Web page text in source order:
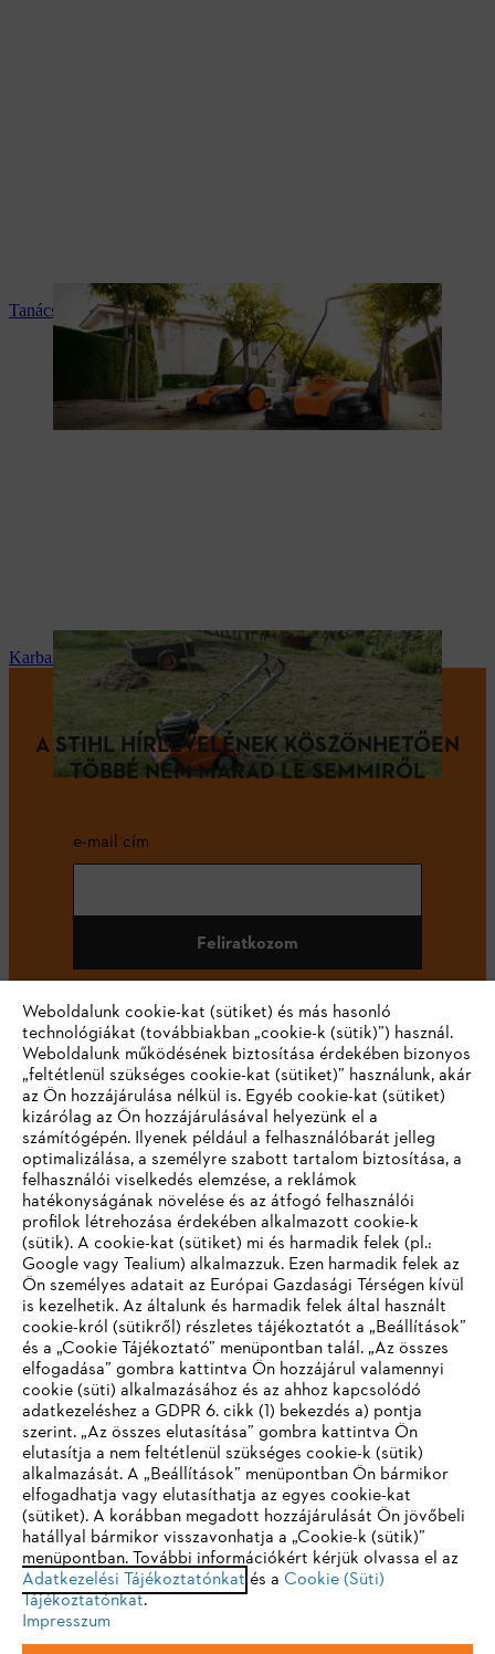
Tanácsadás és termékismertetés
Karbantartás és javítás
A STIHL HÍRLEVELÉNEK KÖSZÖNHETŐEN
TÖBBÉ NEM MARAD LE SEMMIRŐL
e-mail cím
Feliratkozom
#STIHL
Vállalat
STIHL GYIK
Szerviz
Adatvédelem Impresszum Cookie tájékoztató
Jogi információk
IHR BROWSER WIRD NICHT
UNTERSTÜTZT
Sie nutzen einen Browser, den wir noch nicht unterstützen. Für
eine optimale Nutzung unserer Seite empfehlen wir Ihnen, zu
einem der folgenden Browser zu wechseln:
Firefox Chrome
Weboldalunk cookie-kat (sütiket) és más hasonló
technológiákat (továbbiakban „cookie-k (sütik)”) használ.
Weboldalunk működésének biztosítása érdekében bizonyos
„feltétlenül szükséges cookie-kat (sütiket)” használunk, akár
az Ön hozzájárulása nélkül is. Egyéb cookie-kat (sütiket)
kizárólag az Ön hozzájárulásával helyezünk el a
számítógépén. Ilyenek például a felhasználóbarát jelleg
optimalizálása, a személyre szabott tartalom biztosítása, a
felhasználói viselkedés elemzése, a reklámok
hatékonyságának növelése és az átfogó felhasználói
profilok létrehozása érdekében alkalmazott cookie-k
(sütik). A cookie-kat (sütiket) mi és harmadik felek (pl.:
Google vagy Tealium) alkalmazzuk. Ezen harmadik felek az
Ön személyes adatait az Európai Gazdasági Térségen kívül
is kezelhetik. Az általunk és harmadik felek által használt
cookie-król (sütikről) részletes tájékoztatót a „Beállítások”
és a „Cookie Tájékoztató” menüpontban talál. „Az összes
elfogadása” gombra kattintva Ön hozzájárul valamennyi
cookie (süti) alkalmazásához és az ahhoz kapcsolódó
adatkezeléshez a GDPR 6. cikk (1) bekezdés a) pontja
szerint. „Az összes elutasítása” gombra kattintva Ön
elutasítja a nem feltétlenül szükséges cookie-k (sütik)
alkalmazását. A „Beállítások” menüpontban Ön bármikor
elfogadhatja vagy elutasíthatja az egyes cookie-kat
(sütiket). A korábban megadott hozzájárulását Ön jövőbeli
hatállyal bármikor visszavonhatja a „Cookie-k (sütik)”
menüpontban. További információkért kérjük olvassa el az
Adatkezelési Tájékoztatónkat és a Cookie (Süti)
Tájékoztatónkat.
Impresszum